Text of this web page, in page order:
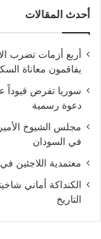
أحدث المقالات
أربع أزمات تضرب
يفاقمون معاناة
سوريا تفرض قيوداً
دعوة رسمية
مجلس الشيوخ
في السودان
معتمدية اللاجئين
الكنداكة أماني
التاريخ